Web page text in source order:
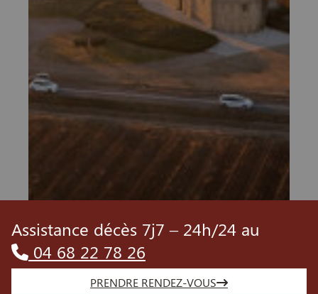
Assistance décès 7j7 – 24h/24 au
04 68 22 78 26
PRENDRE RENDEZ-VOUS